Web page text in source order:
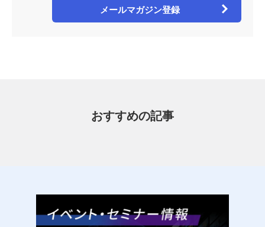
メールマガジン登録
おすすめの記事